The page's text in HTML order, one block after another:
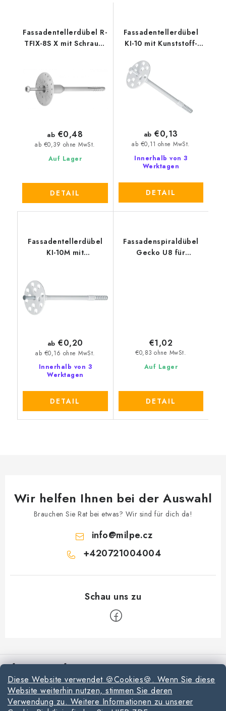
Diese Website verwendet 🍪Cookies🍪. Wenn Sie diese
Website weiterhin nutzen, stimmen Sie deren
Verwendung zu. Weitere Informationen zu unserer
Fassadentellerdübel R-
TFIX-8S X mit Schraub-
Auf Lager
ab €0,39 ohne MwSt.
ab €0,48
DETAIL
Fassadentellerdübel
KI-10 mit Kunststoff-
Innerhalb von 3
Werktagen
ab €0,11 ohne MwSt.
ab €0,13
DETAIL
Fassadentellerdübel
KI-10M mit
Innerhalb von 3
Werktagen
ab €0,16 ohne MwSt.
ab €0,20
DETAIL
Fassadenspiraldübel
Gecko U8 für
Auf Lager
€0,83 ohne MwSt.
€1,02
DETAIL
Wir helfen Ihnen bei der Auswahl
Brauchen Sie Rat bei etwas? Wir sind für dich da!
info@milpe.cz
+420721004004
u
ß Informationen für Sie
Reklamationen und Rücksendungen
Richtlinien zur Verwendung von Cookies